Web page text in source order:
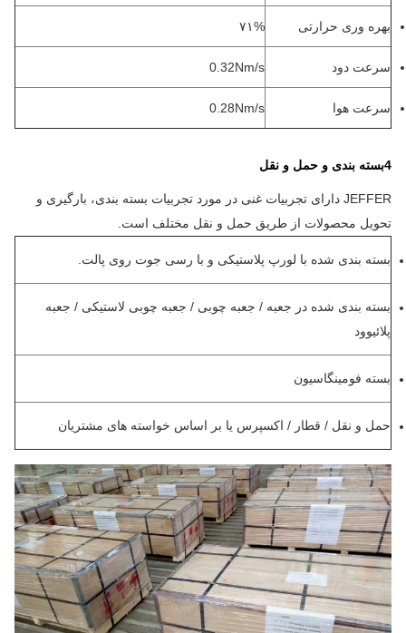
بهره وری حرارتی ۷۱%
سرعت دود 0.32Nm/s
سرعت هوا 0.28Nm/s
4بسته بندی و حمل و نقل
JEFFER دارای تجربیات غنی در مورد تجربیات بسته بندی، بارگیری و
تحویل محصولات از طریق حمل و نقل مختلف است.
بسته بندی شده با لورپ پلاستیکی و با رسی جوت روی پالت.
بسته بندی شده در جعبه / جعبه چوبی / جعبه چوبی لاستیکی / جعبه
پلائیوود
بسته فومينگاسيون
حمل و نقل / قطار / اکسپرس یا بر اساس خواسته های مشتریان